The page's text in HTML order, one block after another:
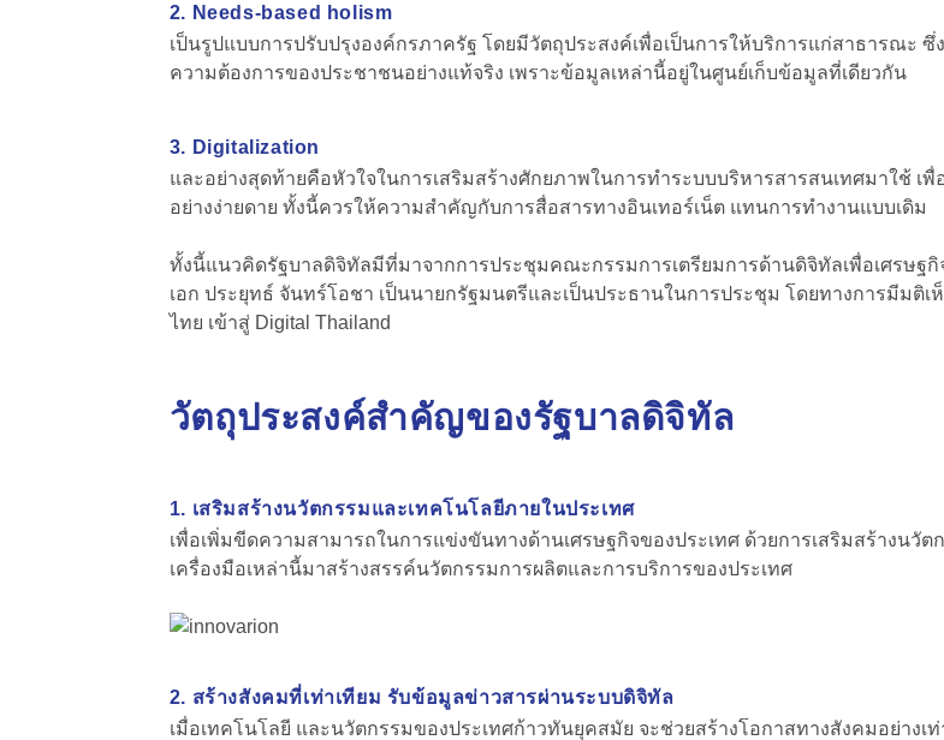
2. Needs-based holism
เป็นรูปแบบการปรับปรุงองค์กรภาครัฐ โดยมีวัตถุประสงค์เพื่อเป็นการให้บริการแก่สาธารณะ
ความต้องการของประชาชนอย่างแท้จริง เพราะข้อมูลเหล่านี้อยู่ในศูนย์เก็บข้อมูลที่เดียวกัน
3. Digitalization
และอย่างสุดท้ายคือหัวใจในการเสริมสร้างศักยภาพในการทำระบบบริหารสารสนเทศมาใช้ เ
อย่างง่ายดาย ทั้งนี้ควรให้ความสำคัญกับการสื่อสารทางอินเทอร์เน็ต แทนการทำงานแบบเดิม
ทั้งนี้แนวคิดรัฐบาลดิจิทัลมีที่มาจากการประชุมคณะกรรมการเตรียมการด้านดิจิทัลเพื่อเศรษฐ
เอก ประยุทธ์ จันทร์โอชา เป็นนายกรัฐมนตรีและเป็นประธานในการประชุม โดยทางการมีมติ
ไทย เข้าสู่ Digital Thailand
วัตถุประสงค์สำคัญของรัฐบาลดิจิทัล
1. เสริมสร้างนวัตกรรมและเทคโนโลยีภายในประเทศ
เพื่อเพิ่มขีดความสามารถในการแข่งขันทางด้านเศรษฐกิจของประเทศ ด้วยการเสริมสร้างนวั
เครื่องมือเหล่านี้มาสร้างสรรค์นวัตกรรมการผลิตและการบริการของประเทศ
2. สร้างสังคมที่เท่าเทียม รับข้อมูลข่าวสารผ่านระบบดิจิทัล
เมื่อเทคโนโลยี และนวัตกรรมของประเทศก้าวทันยุคสมัย จะช่วยสร้างโอกาสทางสังคมอย่างเท่